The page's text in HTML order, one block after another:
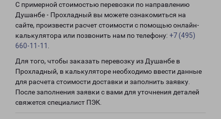
С примерной стоимостью перевозки по направлению
Душанбе - Прохладный вы можете ознакомиться на
сайте, произвести расчет стоимости с помощью онлайн-
калькулятора или позвонить нам по телефону: +7 (495)
660-11-11
Для того, чтобы заказать перевозку из Душанбе в
Прохладный, в калькуляторе необходимо ввести данные
для расчета стоимости доставки и заполнить заявку.
После заполнения заявки с вами для уточнения деталей
свяжется специалист ПЭК.